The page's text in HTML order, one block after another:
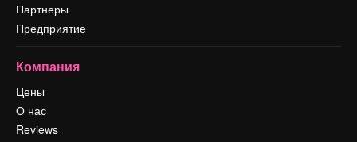
Партнеры
Предприятие
Компания
Цены
О нас
Reviews